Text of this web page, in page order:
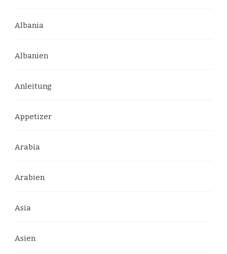
Albania
Albanien
Anleitung
Appetizer
Arabia
Arabien
Asia
Asien